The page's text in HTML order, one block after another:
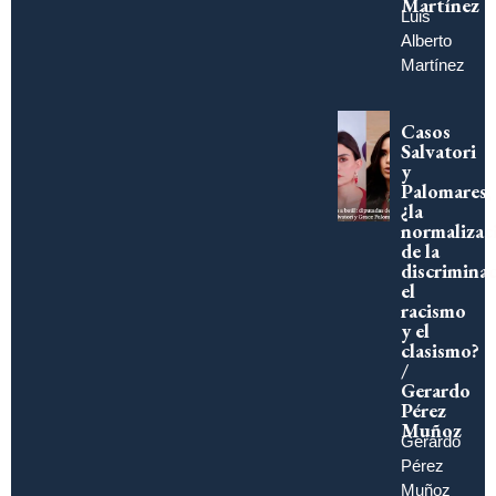
Martínez
Luis
Alberto
Martínez
Casos
Salvatori
y
Palomares,
¿la
de la
el
racismo
y el
clasismo?
/
Gerardo
Pérez
Muñoz
Gerardo
Pérez
Muñoz